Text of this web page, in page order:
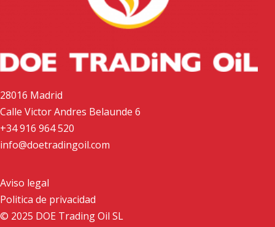
28016 Madrid
Calle Victor Andres Belaunde 6
+34 916 964 520
info@doetradingoil.com
Aviso legal
Politica de privacidad
© 2025 DOE Trading Oil SL